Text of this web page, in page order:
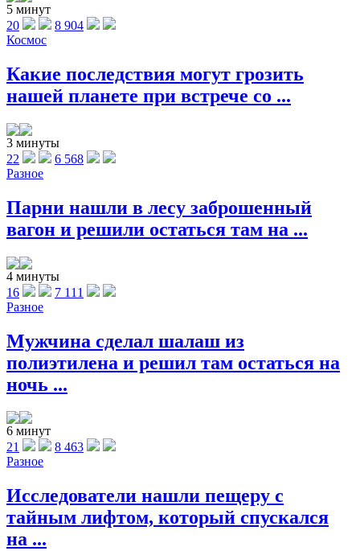
5 минут
20
8 904
Космос
Какие последствия могут грозить
нашей планете при встрече со ...
3 минуты
22
6 568
Разное
Парни нашли в лесу заброшенный
вагон и решили остаться там на ...
4 минуты
16
7 111
Разное
Мужчина сделал шалаш из
полиэтилена и решил там остаться на
ночь ...
6 минут
21
8 463
Разное
Исследователи нашли пещеру с
тайным лифтом, который спускался
на ...